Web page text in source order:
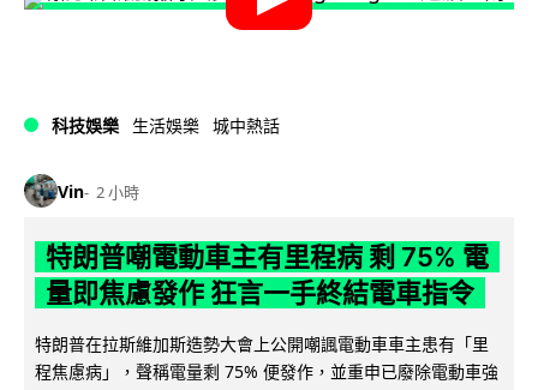
科技娛樂 生活娛樂 城中熱話
Vin 2 小時
特朗普嘲電動車主有里程病 剩 75% 電
量即焦慮發作 狂言一手終結電車指令
特朗普在拉斯維加斯造勢大會上公開嘲諷電動車車主患有「里
程焦慮病」，聲稱電量剩 75% 便發作，並重申已廢除電動車強